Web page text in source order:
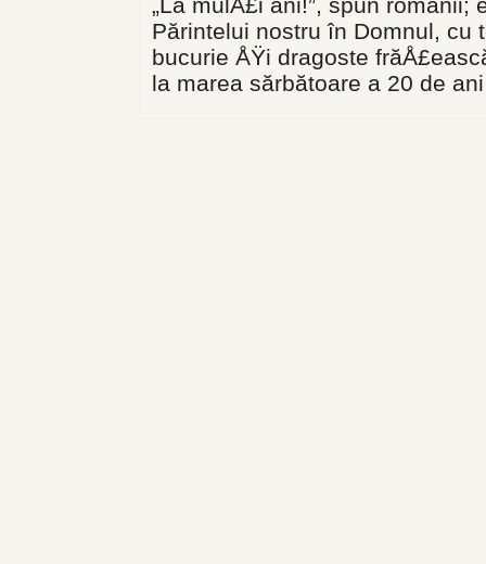
Părintelui nostru în Domnul, cu
bucurie ÅŸi dragoste
la ma­rea sărbătoare a 20 de